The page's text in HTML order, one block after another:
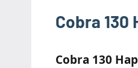
Bilgileri
2025
Cobra 130
Cobra 130 Hap